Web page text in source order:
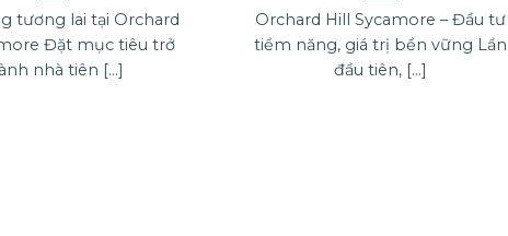
tương lai tại Orchard
Đặt mục tiêu trở
nhà tiên [...]
Orchard Hill Sycamore – Đầu tư
tiềm năng, giá trị bền vững Lần
đầu tiên, [...]